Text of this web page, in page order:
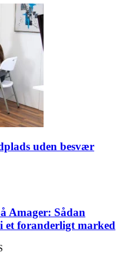
uden besvær
Amager: Sådan
et foranderligt marked